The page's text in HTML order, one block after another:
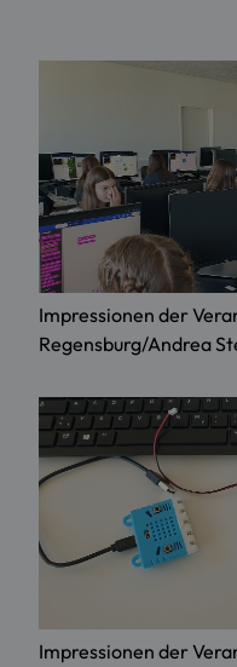
Impressionen der
Regensburg/Andrea
Impressionen der